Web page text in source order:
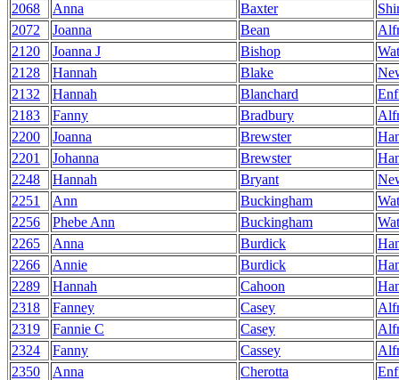
2068
Anna Baxter
2072
Joanna Bean
2120
Joanna J Bishop
2128
Hannah Blake
2132
Hannah Blanchard
2183
Fanny Bradbury
2200
Joanna Brewster
2201
Johanna Brewster
2248
Hannah Bryant
2251
Ann Buckingham
2256
Phebe Ann Buckingham
2265
Anna Burdick
2266
Annie Burdick
2289
Hannah Cahoon
2318
Fanney Casey
2319
Fannie C Casey
2324
Fanny Cassey
2350
Anna Cherotta